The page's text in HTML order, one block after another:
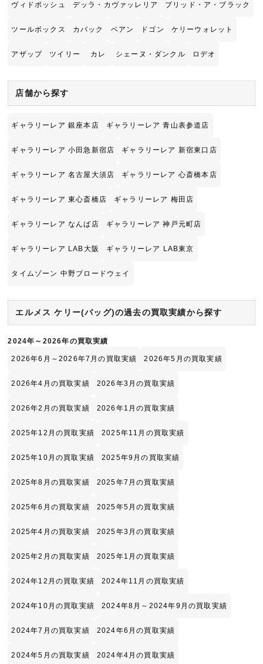
ヴィドポッシュ デッラ・カヴァッレリア ブリッド・ア・ブラック
ツールボックス カバック ベアン ドゴン ケリーウォレット
アザップ ツイリー カレ シェーヌ・ダンクル ロデオ
店舗から探す
ギャラリーレア 銀座本店 ギャラリーレア 青山表参道店
ギャラリーレア 小田急新宿店 ギャラリーレア 新宿東口店
ギャラリーレア 名古屋大須店 ギャラリーレア 心斎橋本店
ギャラリーレア 東心斎橋店 ギャラリーレア 梅田店
ギャラリーレア なんば店 ギャラリーレア 神戸元町店
ギャラリーレア LAB大阪 ギャラリーレア LAB東京
タイムゾーン 中野ブロードウェイ
エルメス ケリー(バッグ)の過去の買取実績から探す
2024年～2026年の買取実績
2026年6月～2026年7月の買取実績 2026年5月の買取実績
2026年4月の買取実績 2026年3月の買取実績
2026年2月の買取実績 2026年1月の買取実績
2025年12月の買取実績 2025年11月の買取実績
2025年10月の買取実績 2025年9月の買取実績
2025年8月の買取実績 2025年7月の買取実績
2025年6月の買取実績 2025年5月の買取実績
2025年4月の買取実績 2025年3月の買取実績
2025年2月の買取実績 2025年1月の買取実績
2024年12月の買取実績 2024年11月の買取実績
2024年10月の買取実績 2024年8月～2024年9月の買取実績
2024年7月の買取実績 2024年6月の買取実績
2024年5月の買取実績 2024年4月の買取実績